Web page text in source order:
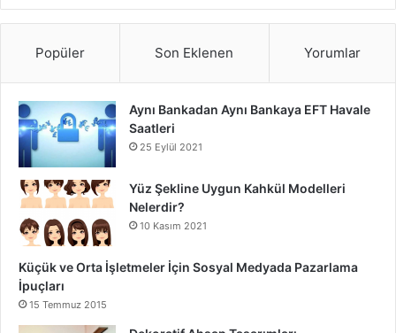
Popüler Son Eklenen Yorumlar
Aynı Bankadan Aynı Bankaya EFT Havale
Saatleri
25 Eylül 2021
Yüz Şekline Uygun Kahkül Modelleri
Nelerdir?
10 Kasım 2021
Küçük ve Orta İşletmeler İçin Sosyal Medyada Pazarlama
İpuçları
15 Temmuz 2015